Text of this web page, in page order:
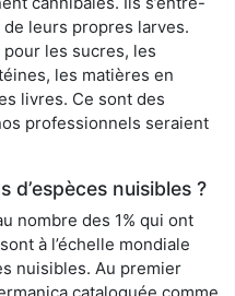
leurs propres larves.
les sucres, les
les matières en
livres. Ce sont des
professionnels seraient
d’espèces nuisibles ?
nombre des 1% qui ont
à l’échelle mondiale
nuisibles. Au premier